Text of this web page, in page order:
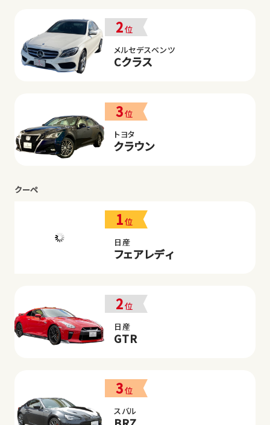
2位
メルセデスベンツ
Cクラス
3位
トヨタ
クラウン
クーペ
1位
日産
フェアレディ
2位
日産
GTR
3位
スバル